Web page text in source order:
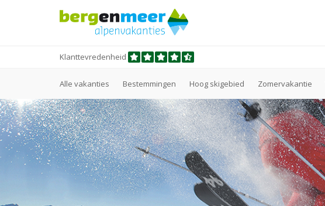
Klanttevredenheid
Alle vakanties Bestemmingen Hoog skigebied Zomervakantie